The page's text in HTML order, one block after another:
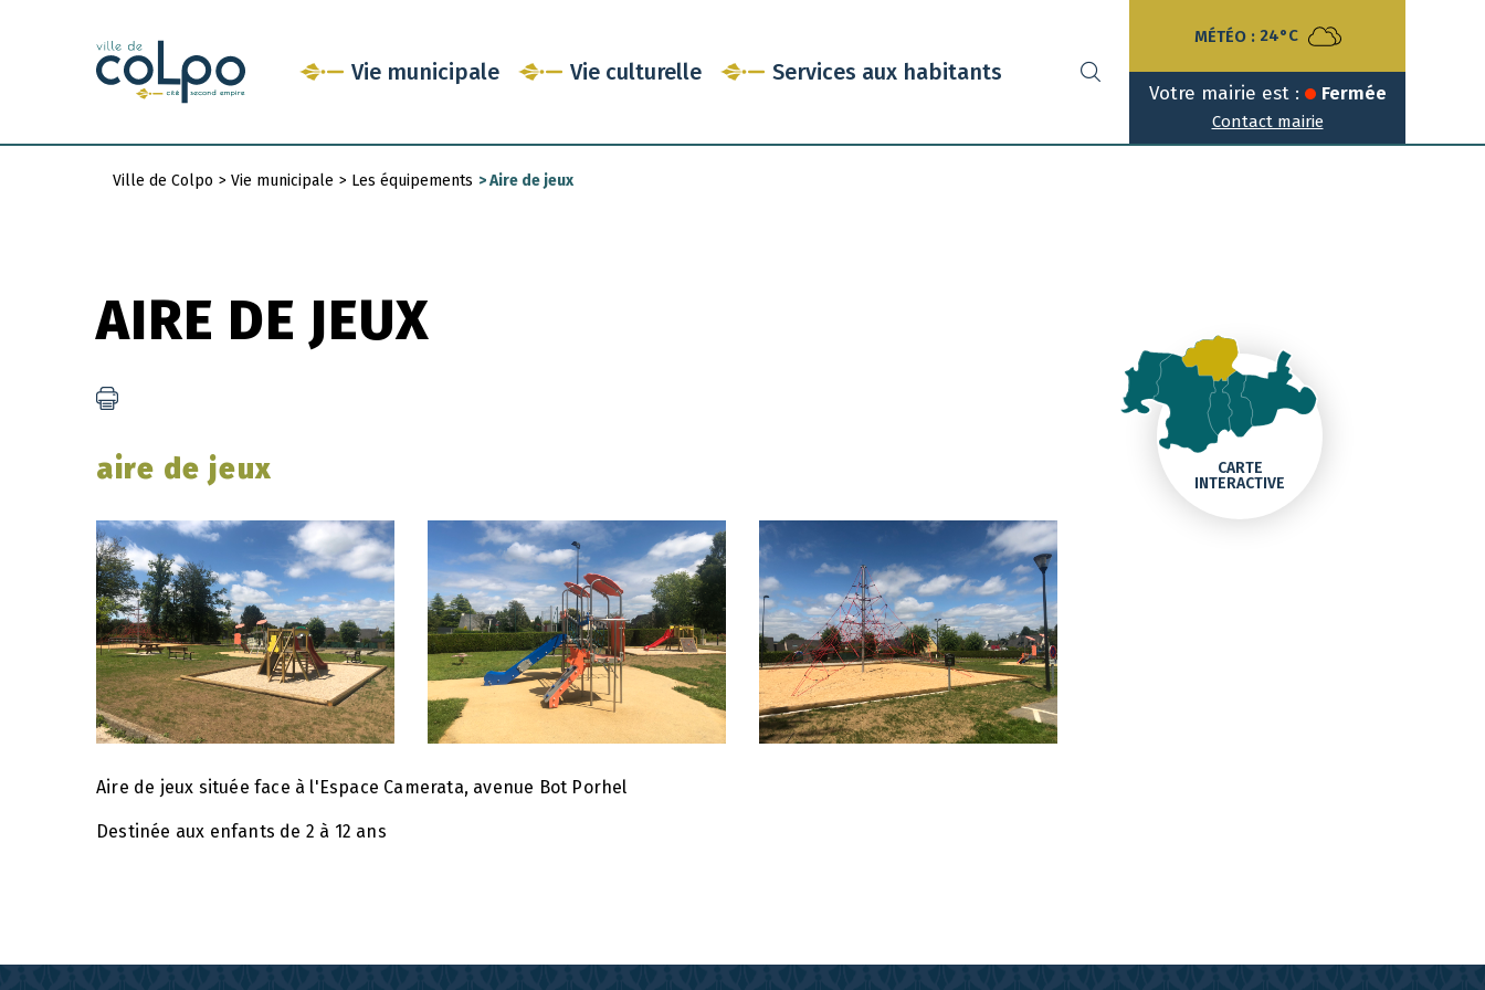
Vie municipale Vie culturelle Services aux habitants
MÉTÉO : 24°C
Votre mairie est : Fermée
Contact mairie
Ville de Colpo > Vie municipale > Les équipements >Aire de jeux
AIRE DE JEUX
aire de jeux
Aire de jeux située face à l'Espace Camerata, avenue Bot Porhel
Destinée aux enfants de 2 à 12 ans
CARTE
INTERACTIVE